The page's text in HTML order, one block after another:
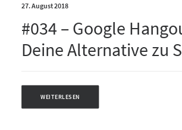
27. August 2018
#034 – Google
Deine Alternative zu
WEITERLESEN